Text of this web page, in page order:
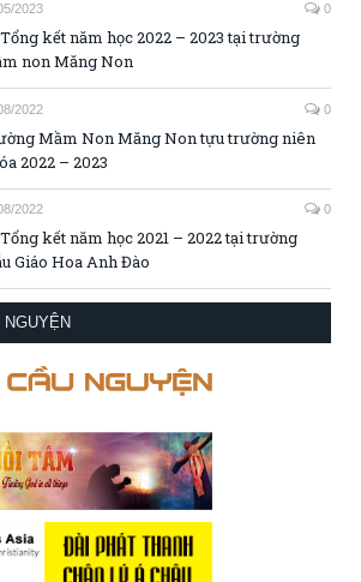
2023 0
kết năm học 2022 – 2023 tại trường
non Măng Non
2022 0
Mầm Non Măng Non tựu trường niên
2022 – 2023
2022 0
kết năm học 2021 – 2022 tại trường
Giáo Hoa Anh Đào